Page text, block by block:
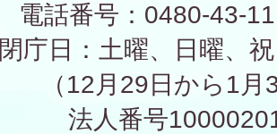
電話番号：0480-43-
閉庁日：土曜、日曜、
（12月29日から1
法人番号